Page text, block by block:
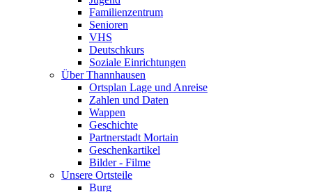
Familienzentrum
Senioren
VHS
Deutschkurs
Soziale Einrichtungen
Über Thannhausen
Ortsplan Lage und Anreise
Zahlen und Daten
Wappen
Geschichte
Partnerstadt Mortain
Geschenkartikel
Bilder - Filme
Unsere Ortsteile
Burg